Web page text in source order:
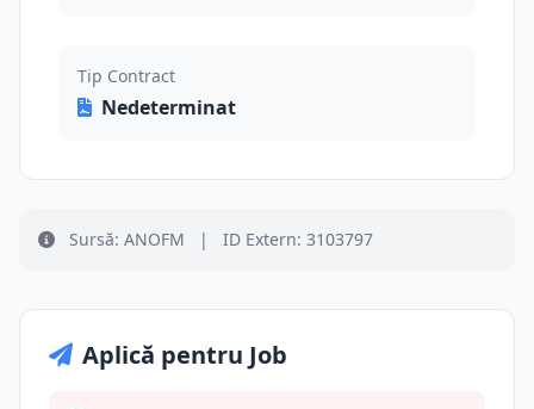
Tip Contract
Nedeterminat
Sursă: ANOFM | ID Extern: 3103797
Aplică pentru Job